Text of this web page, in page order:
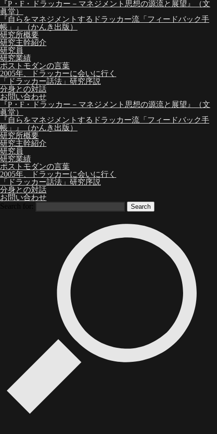
『P・F・ドラッカー－マネジメント思想の源流と展望』（文
眞堂）
『自らをマネジメントするドラッカー流「フィードバック手
帳」』（かんき出版）
研究所概要
研究主幹紹介
研究員
研究業績
ポストモダンの言葉
2005年、ドラッカーに会いに行く
「ドラッカー話法」研究序説
分身との対話
お問い合わせ
『P・F・ドラッカー－マネジメント思想の源流と展望』（文
眞堂）
『自らをマネジメントするドラッカー流「フィードバック手
帳」』（かんき出版）
研究所概要
研究主幹紹介
研究員
研究業績
ポストモダンの言葉
2005年、ドラッカーに会いに行く
「ドラッカー話法」研究序説
分身との対話
お問い合わせ